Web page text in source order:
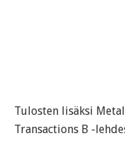
Tulosten lisäksi
Transactions B -